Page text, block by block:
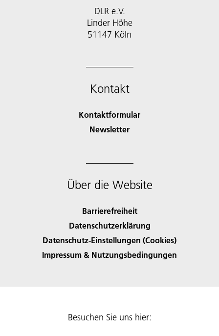
DLR e.V.
Linder Höhe
51147 Köln
Kontakt
Kontaktformular
Newsletter
Über die Website
Barrierefreiheit
Datenschutzerklärung
Datenschutz-Einstellungen (Cookies)
Impressum & Nutzungsbedingungen
Besuchen Sie uns hier: